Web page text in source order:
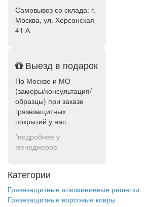
Самовывоз со склада: г.
Москва, ул. Херсонская
41 А
Выезд в подарок
По Москве и МО -
(замеры/консультация/
образцы) при заказе
грязезащитных
покрытий у нас
*подробнее у
менеджеров
Категории
Грязезащитные алюминиевые решетки
Грязезащитные ворсовые ковры